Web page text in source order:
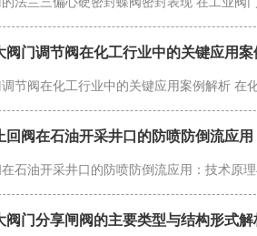
阀门调节阀在化工行业中的关键应用案
节阀在化工行业中的关键应用案例解析 在
回阀在石油开采井口的防喷防倒流应用
石油开采井口的防喷防倒流应用：技术原
阀门分享闸阀的主要类型与结构形式解